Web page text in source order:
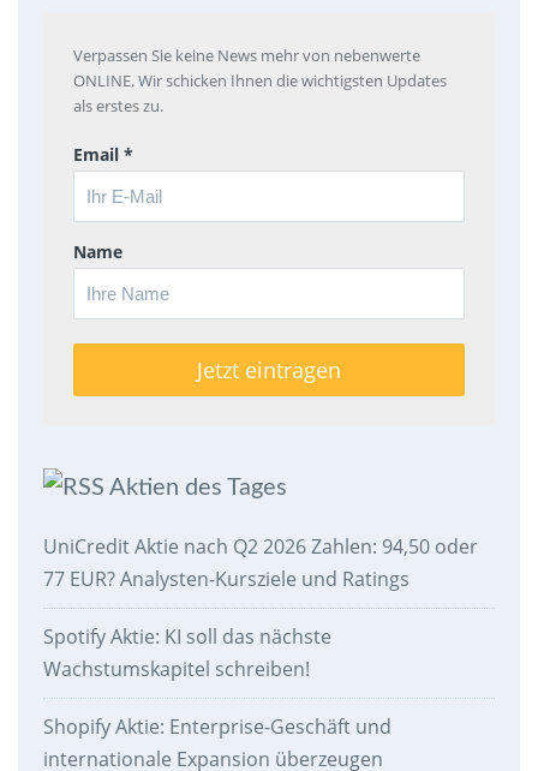
Verpassen Sie keine News mehr von nebenwerte
ONLINE. Wir schicken Ihnen die wichtigsten Updates
als erstes zu.
Email *
Name
Aktien des Tages
UniCredit Aktie nach Q2 2026 Zahlen: 94,50 oder
77 EUR? Analysten-Kursziele und Ratings
Spotify Aktie: KI soll das nächste
Wachstumskapitel schreiben!
Shopify Aktie: Enterprise-Geschäft und
internationale Expansion überzeugen